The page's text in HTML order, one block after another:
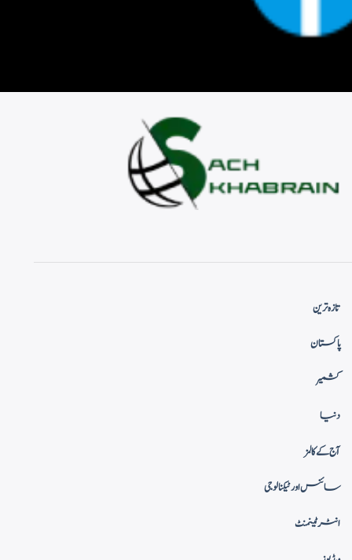
تازہ ترین
پاکستان
کشمیر
دنیا
آج کے کالمز
سائنس اور ٹیکنالوجی
انٹرٹینمنٹ